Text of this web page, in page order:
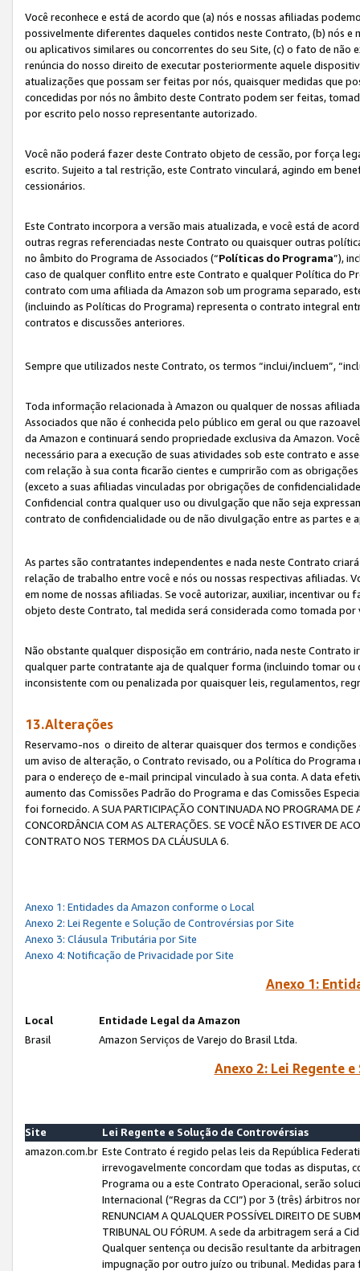
Você reconhece e está de acordo que (a) nós e nossas afiliadas
possivelmente diferentes daqueles contidos neste Contrato, (b) nós
ou aplicativos similares ou concorrentes do seu Site, (c) o fato de
renúncia do nosso direito de executar posteriormente aquele
atualizações que possam ser feitas por nós, quaisquer medidas que
concedidas por nós no âmbito deste Contrato podem ser feitas,
por escrito pelo nosso representante autorizado.
Você não poderá fazer deste Contrato objeto de cessão, por força
escrito. Sujeito a tal restrição, este Contrato vinculará, agindo em
cessionários.
Este Contrato incorpora a versão mais atualizada, e você está de
outras regras referenciadas neste Contrato ou quaisquer outras
no âmbito do Programa de Associados (“Políticas do Programa”),
caso de qualquer conflito entre este Contrato e qualquer Política do
contrato com uma afiliada da Amazon sob um programa separado,
(incluindo as Políticas do Programa) representa o contrato integral
contratos e discussões anteriores.
Sempre que utilizados neste Contrato, os termos “inclui/incluem”,
Toda informação relacionada à Amazon ou qualquer de nossas
Associados que não é conhecida pelo público em geral ou que
da Amazon e continuará sendo propriedade exclusiva da Amazon.
necessário para a execução de suas atividades sob este contrato e
com relação à sua conta ficarão cientes e cumprirão com as
(exceto a suas afiliadas vinculadas por obrigações de
Confidencial contra qualquer uso ou divulgação que não seja
contrato de confidencialidade ou de não divulgação entre as partes e
As partes são contratantes independentes e nada neste Contrato
relação de trabalho entre você e nós ou nossas respectivas afiliadas.
em nome de nossas afiliadas. Se você autorizar, auxiliar, incentivar
objeto deste Contrato, tal medida será considerada como tomada por
Não obstante qualquer disposição em contrário, nada neste
qualquer parte contratante aja de qualquer forma (incluindo tomar ou
inconsistente com ou penalizada por quaisquer leis, regulamentos,
13.Alterações
Reservamo-nos o direito de alterar quaisquer dos termos e
um aviso de alteração, o Contrato revisado, ou a Política do
para o endereço de e-mail principal vinculado à sua conta. A data
aumento das Comissões Padrão do Programa e das Comissões
foi fornecido. A SUA PARTICIPAÇÃO CONTINUADA NO PROGRAMA DE
CONCORDÂNCIA COM AS ALTERAÇÕES. SE VOCÊ NÃO ESTIVER DE
CONTRATO NOS TERMOS DA CLÁUSULA 6.
Anexo 1: Entidades da Amazon conforme o Local
Anexo 2: Lei Regente e Solução de Controvérsias por Site
Anexo 3: Cláusula Tributária por Site
Anexo 4: Notificação de Privacidade por Site
Anexo 1:
Local
Entidade Legal da Amazon
Brasil
Amazon Serviços de Varejo do Brasil Ltda.
Anexo 2: Lei Regente
Site
Lei Regente e Solução de Controvérsias
amazon.com.br Este Contrato é regido pelas leis da República
irrevogavelmente concordam que todas as disputas,
Programa ou a este Contrato Operacional, serão
Internacional (“Regras da CCI”) por 3 (três) árbitros
RENUNCIAM A QUALQUER POSSÍVEL DIREITO DE
TRIBUNAL OU FÓRUM. A sede da arbitragem será a
Qualquer sentença ou decisão resultante da
impugnação por outro juízo ou tribunal. Medidas